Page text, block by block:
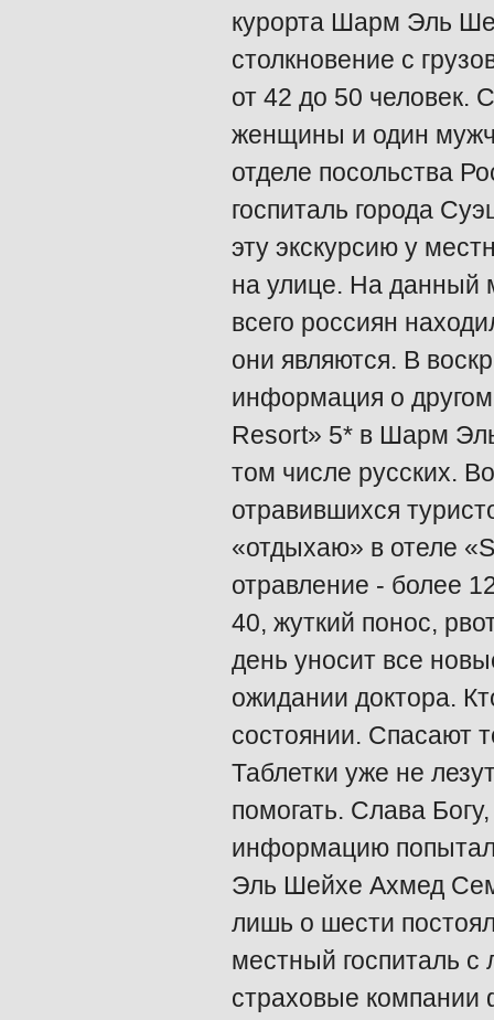
курорта Шарм Эль
столкновение с
от 42 до 50 человек.
женщины и один
отделе посольства
госпиталь города
эту экскурсию у
на улице. На данный
всего россиян
они являются. В
информация о
Resort» 5* в Шарм
том числе русских.
отравившихся
«отдыхаю» в отеле
отравление - более
40, жуткий понос,
день уносит все
ожидании доктора.
состоянии. Спасают
Таблетки уже не
помогать. Слава
информацию
Эль Шейхе Ахмед
лишь о шести
местный госпиталь
страховые компании